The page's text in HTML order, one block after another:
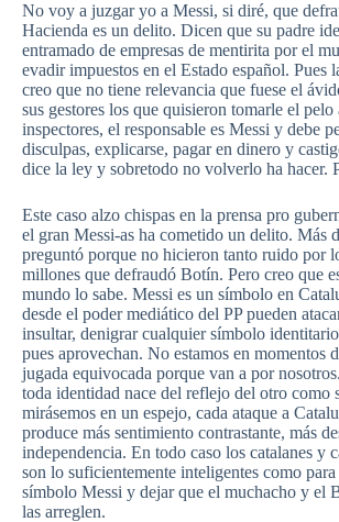
No voy a juzgar yo a Messi, si diré, que
Hacienda es un delito. Dicen que su padre
entramado de empresas de mentirita por el
evadir impuestos en el Estado español. Pues
creo que no tiene relevancia que fuese el
sus gestores los que quisieron tomarle el pelo
inspectores, el responsable es Messi y debe
disculpas, explicarse, pagar en dinero y
dice la ley y sobretodo no volverlo ha hacer.
Este caso alzo chispas en la prensa pro
el gran Messi-as ha cometido un delito. Más
preguntó porque no hicieron tanto ruido por
millones que defraudó Botín. Pero creo que
mundo lo sabe. Messi es un símbolo en
desde el poder mediático del PP pueden
insultar, denigrar cualquier símbolo
pues aprovechan. No estamos en momentos
jugada equivocada porque van a por
toda identidad nace del reflejo del otro como
mirásemos en un espejo, cada ataque a
produce más sentimiento contrastante, más
independencia. En todo caso los catalanes y
son lo suficientemente inteligentes como para
símbolo Messi y dejar que el muchacho y el
las arreglen.